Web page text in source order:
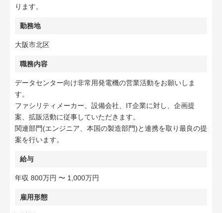
ります。
勤務地
大阪市北区
職務内容
データセンター向け非常用発電機の営業活動をお願いしま
す。
ファシリティメーカー、設備会社、IT企業に対し、企画提
案、拡販活動に従事していただきます。
関連部門(エンジニア、本国の製造部門)と連携を取り最良の提
案を行います。
給与
年収 800万円 〜 1,000万円
雇用形態